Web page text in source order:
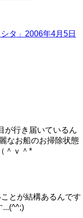
タ」 2006年4月5日
が行き届いているん
なお船のお掃除状態
＾ｖ＾*
とが結構あるんです
...(^^;)